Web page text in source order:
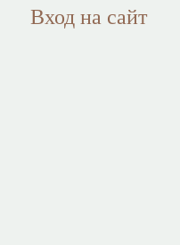
Вход на сайт